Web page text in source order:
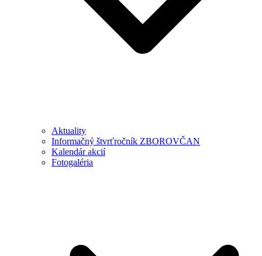
Aktuality
Informačný štvrťročník ZBOROVČAN
Kalendár akcií
Fotogaléria